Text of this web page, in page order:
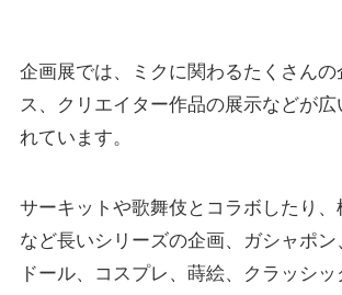
企画展では、ミクに関わるたくさん
ス、クリエイター作品の展示などが広
れています。
サーキットや歌舞伎とコラボしたり、
など長いシリーズの企画、ガシャポン
ドール、コスプレ、蒔絵、クラッシ